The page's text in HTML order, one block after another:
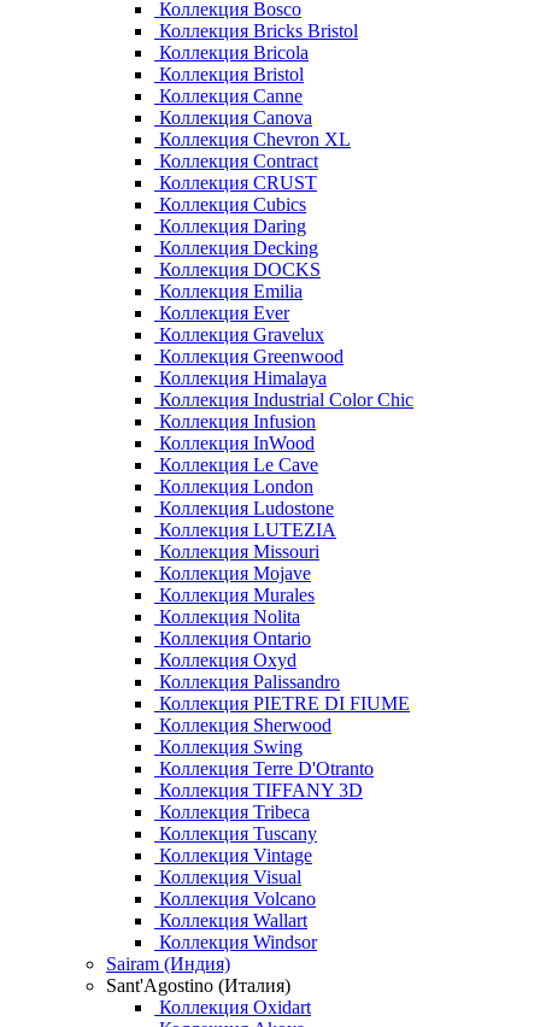
Коллекция Bosco
Коллекция Bricks Bristol
Коллекция Bricola
Коллекция Bristol
Коллекция Canne
Коллекция Canova
Коллекция Chevron XL
Коллекция Contract
Коллекция CRUST
Коллекция Cubics
Коллекция Daring
Коллекция Decking
Коллекция DOCKS
Коллекция Emilia
Коллекция Ever
Коллекция Gravelux
Коллекция Greenwood
Коллекция Himalaya
Коллекция Industrial Color Chic
Коллекция Infusion
Коллекция InWood
Коллекция Le Cave
Коллекция London
Коллекция Ludostone
Коллекция LUTEZIA
Коллекция Missouri
Коллекция Mojave
Коллекция Murales
Коллекция Nolita
Коллекция Ontario
Коллекция Oxyd
Коллекция Palissandro
Коллекция PIETRE DI FIUME
Коллекция Sherwood
Коллекция Swing
Коллекция Terre D'Otranto
Коллекция TIFFANY 3D
Коллекция Tribeca
Коллекция Tuscany
Коллекция Vintage
Коллекция Visual
Коллекция Volcano
Коллекция Wallart
Коллекция Windsor
Sairam (Индия)
Sant'Agostino (Италия)
Коллекция Oxidart